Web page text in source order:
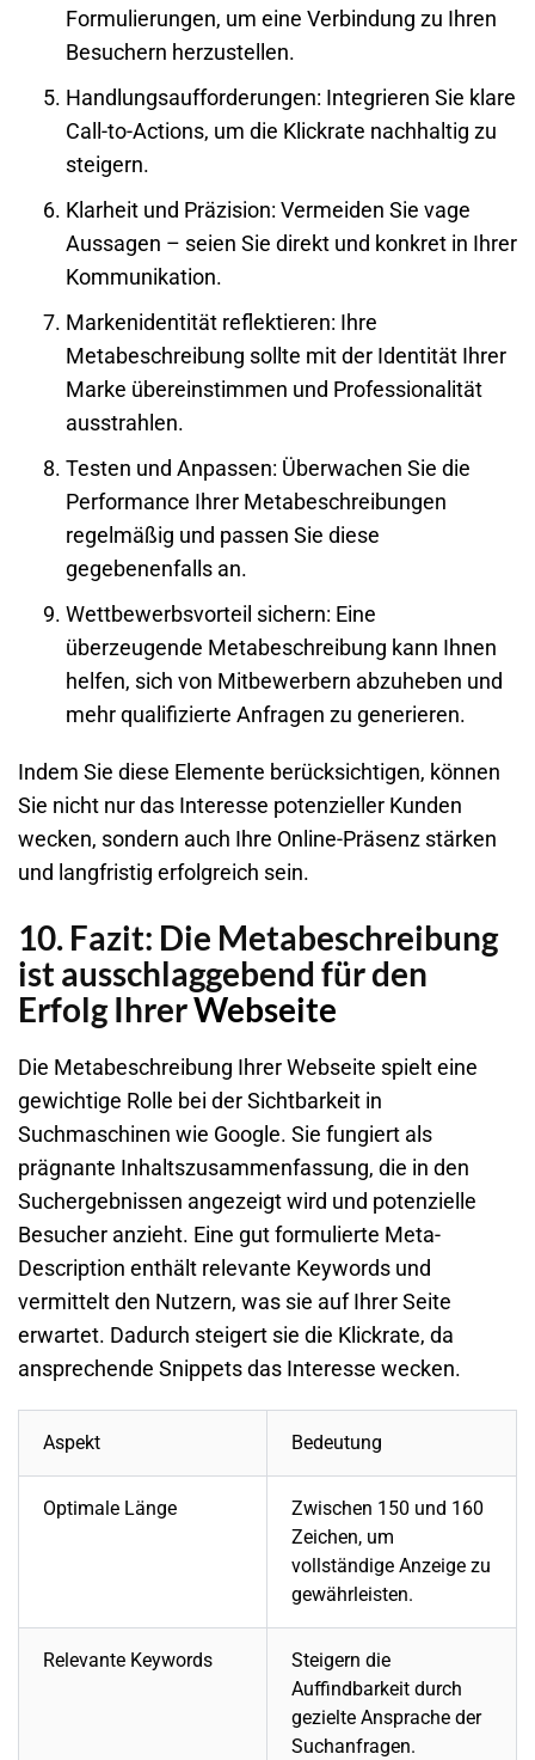
Formulierungen, um eine Verbindung zu Ihren
Besuchern herzustellen.
Handlungsaufforderungen: Integrieren Sie klare
Call-to-Actions, um die Klickrate nachhaltig zu
steigern.
Klarheit und Präzision: Vermeiden Sie vage
Aussagen – seien Sie direkt und konkret in Ihrer
Kommunikation.
Markenidentität reflektieren: Ihre
Metabeschreibung sollte mit der Identität Ihrer
Marke übereinstimmen und Professionalität
ausstrahlen.
Testen und Anpassen: Überwachen Sie die
Performance Ihrer Metabeschreibungen
regelmäßig und passen Sie diese
gegebenenfalls an.
Wettbewerbsvorteil sichern: Eine
überzeugende Metabeschreibung kann Ihnen
helfen, sich von Mitbewerbern abzuheben und
mehr qualifizierte Anfragen zu generieren.
Indem Sie diese Elemente berücksichtigen, können
Sie nicht nur das Interesse potenzieller Kunden
wecken, sondern auch Ihre Online-Präsenz stärken
und langfristig erfolgreich sein.
10. Fazit: Die Metabeschreibung
ist ausschlaggebend für den
Erfolg IhrerWebseite
Die Metabeschreibung IhrerWebseite spielt eine
gewichtige Rolle bei der Sichtbarkeit in
Suchmaschinen wie Google. Sie fungiert als
prägnante Inhaltszusammenfassung, die in den
Suchergebnissen angezeigt wird und potenzielle
Besucher anzieht. Eine gut formulierte Meta-
Description enthält relevante Keywords und
vermittelt den Nutzern, was sie auf Ihrer Seite
erwartet. Dadurch steigert sie die Klickrate, da
ansprechende Snippets das Interesse wecken.
Aspekt Bedeutung
Optimale Länge
Zwischen 150 und 160
Zeichen, um
vollständige Anzeige zu
gewährleisten.
Relevante Keywords
Steigern die
Auffindbarkeit durch
gezielte Ansprache der
Suchanfragen.